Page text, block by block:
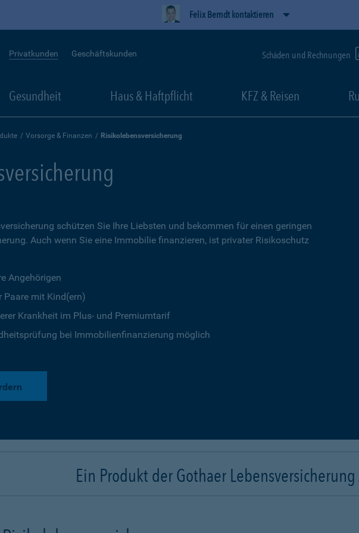
Felix Berndt kontaktieren
Privatkunden Geschäftskunden Schäden und Rechnungen
Gesundheit Haus & Haftpflicht KFZ & Reisen
Vorsorge & Finanzen Risikolebensversicherung
schützen Sie Ihre Liebsten und bekommen für einen geringen
Auch wenn Sie eine Immobilie finanzieren, ist privater Risikoschutz
Angehörigen
mit Kind(ern)
Krankheit im Plus- und Premiumtarif
bei Immobilienfinanzierung möglich
Ein Produkt der Gothaer Lebensversicherung